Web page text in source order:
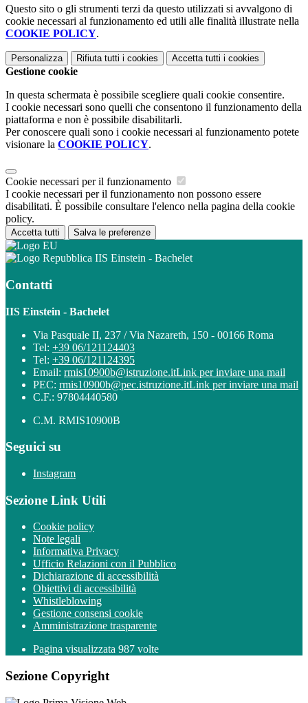
Questo sito o gli strumenti terzi da questo utilizzati si avvalgono di
cookie necessari al funzionamento ed utili alle finalità illustrate nella
COOKIE POLICY.
Personalizza Rifiuta tutti i cookies Accetta tutti i cookies
Gestione cookie
In questa schermata è possibile scegliere quali cookie consentire.
I cookie necessari sono quelli che consentono il funzionamento della
piattaforma e non è possibile disabilitarli.
Per conoscere quali sono i cookie necessari al funzionamento potete
visionare la COOKIE POLICY.
Cookie necessari per il funzionamento
I cookie necessari per il funzionamento non possono essere
disabilitati. È possibile consultare l'elenco nella pagina della cookie
policy.
Accetta tutti Salva le preferenze
IIS Einstein - Bachelet
Contatti
IIS Einstein - Bachelet
Via Pasquale II, 237 / Via Nazareth, 150 - 00166 Roma
Tel: +39 06/121124403
Tel: +39 06/121124395
Email: rmis10900b@istruzione.itLink per inviare una mail
PEC: rmis10900b@pec.istruzione.itLink per inviare una mail
C.F.: 97804440580
C.M. RMIS10900B
Seguici su
Instagram
Sezione Link Utili
Cookie policy
Note legali
Informativa Privacy
Ufficio Relazioni con il Pubblico
Dichiarazione di accessibilità
Obiettivi di accessibilità
Whistleblowing
Gestione consensi cookie
Amministrazione trasparente
Pagina visualizzata 987 volte
Sezione Copyright